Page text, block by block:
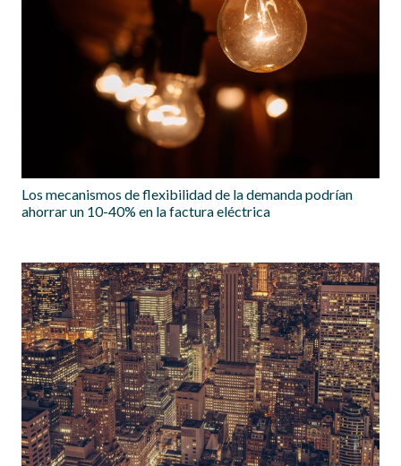
Los mecanismos de flexibilidad de la demanda podrían
ahorrar un 10-40% en la factura eléctrica